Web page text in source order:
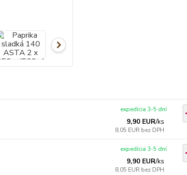
9,90 EUR/ks
8,05 EUR bez DPH
expedícia 3-5 dní
9,90 EUR/ks
8,05 EUR bez DPH
expedícia 3-5 dní